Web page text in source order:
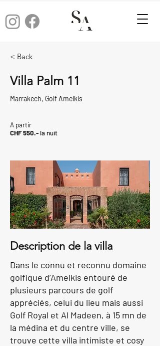
< Back
Villa Palm 11
Marrakech, Golf Amelkis
A partir
CHF 550.- la nuit
Description de la villa
Dans le connu et reconnu domaine
golfique d’Amelkis entouré de
plusieurs parcours de golf
appréciés, celui du lieu mais aussi
Golf Royal et Al Madeen, à 15 mn de
la médina et du centre ville, se
trouve cette villa intimiste et cosy